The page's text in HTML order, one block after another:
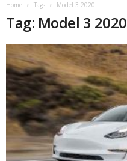
Home Tags Model 3 2020
Tag: Model 3 2020